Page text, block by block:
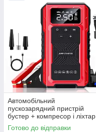
Автомобільний
пускозарядний пристрій
бустер + компресор і ліхтар
J36 39800mAh Червоний
Готово до відправки